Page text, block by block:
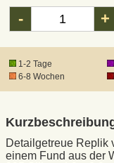
- +
1-2 Tage
6-8 Wochen
Detailgetreue Replik
einem Fund aus der
DHL Express
Produkthaftung